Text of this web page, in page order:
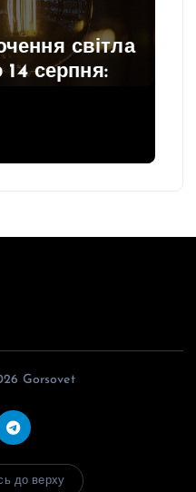
світла
14 серпня:
Gorsovet
до верху